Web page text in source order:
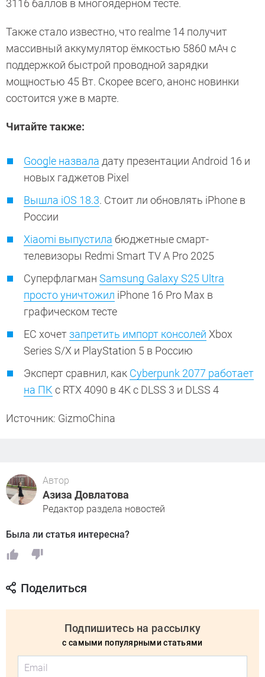
3116 баллов в многоядерном тесте.
Также стало известно, что realme 14 получит
массивный аккумулятор ёмкостью 5860 мАч с
поддержкой быстрой проводной зарядки
мощностью 45 Вт. Скорее всего, анонс новинки
состоится уже в марте.
Читайте также:
Google назвала дату презентации Android 16 и
новых гаджетов Pixel
Вышла iOS 18.3. Стоит ли обновлять iPhone в
России
Xiaomi выпустила бюджетные смарт-
телевизоры Redmi Smart TV A Pro 2025
Суперфлагман Samsung Galaxy S25 Ultra
просто уничтожил iPhone 16 Pro Max в
графическом тесте
ЕС хочет запретить импорт консолей Xbox
Series S/X и PlayStation 5 в Россию
Эксперт сравнил, как Cyberpunk 2077 работает
на ПК с RTX 4090 в 4K с DLSS 3 и DLSS 4
Источник: GizmoChina
Автор
Азиза Довлатова
Редактор раздела новостей
Была ли статья интересна?
Поделиться
Подпишитесь на рассылку
с самыми популярными статьями